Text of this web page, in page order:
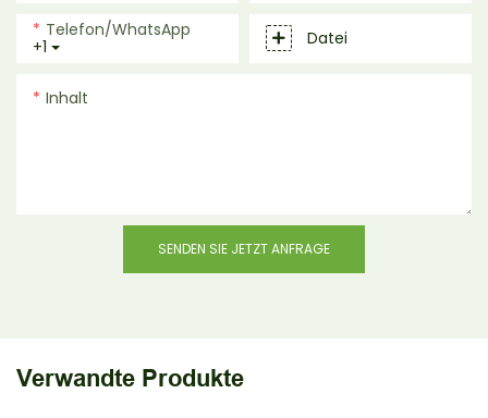
+1
Telefon/WhatsApp Datei
Inhalt
SENDEN SIE JETZT ANFRAGE
Verwandte Produkte